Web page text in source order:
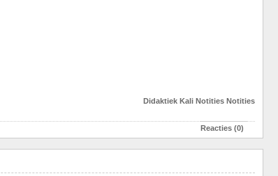
Didaktiek Kali Notities Notities
Reacties (0)